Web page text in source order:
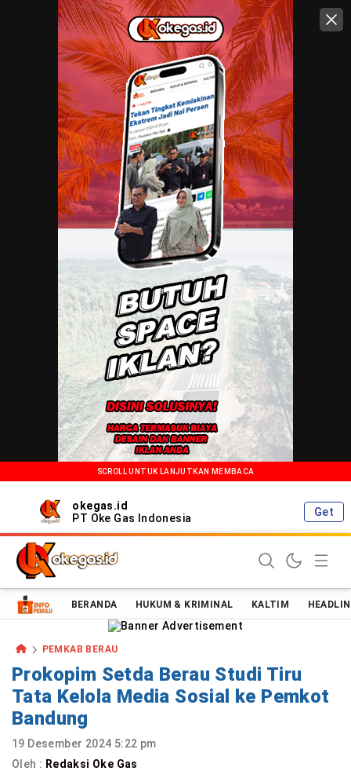
SCROLL UNTUK LANJUTKAN MEMBACA
okegas.id
PT Oke Gas Indonesia
Get
Oke Gas Indonesia | Energi Positif Informasi Terkini!
BERANDA HUKUM & KRIMINAL KALTIM
PEMKAB BERAU
Prokopim Setda Berau Studi Tiru
Tata Kelola Media Sosial ke Pemkot
Bandung
19 Desember 2024 5:22 pm
Oleh : Redaksi Oke Gas